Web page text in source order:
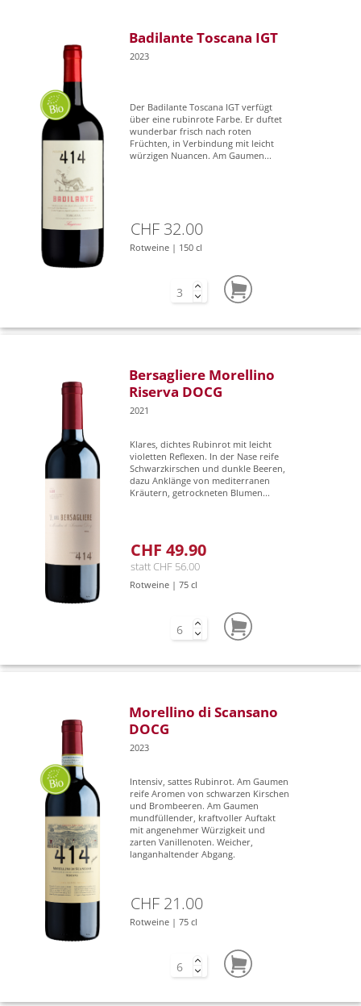
Badilante Toscana IGT
2023
Der Badilante Toscana IGT verfügt
über eine rubinrote Farbe. Er duftet
wunderbar frisch nach roten
Früchten, in Verbindung mit leicht
würzigen Nuancen. Am Gaumen...
CHF 32.00
Rotweine | 150 cl
Bersagliere Morellino
Riserva DOCG
2021
Klares, dichtes Rubinrot mit leicht
violetten Reflexen. In der Nase reife
Schwarzkirschen und dunkle Beeren,
dazu Anklänge von mediterranen
Kräutern, getrockneten Blumen...
CHF 49.90
statt CHF 56.00
Rotweine | 75 cl
Morellino di Scansano
DOCG
2023
Intensiv, sattes Rubinrot. Am Gaumen
reife Aromen von schwarzen Kirschen
und Brombeeren. Am Gaumen
mundfüllender, kraftvoller Auftakt
mit angenehmer Würzigkeit und
zarten Vanillenoten. Weicher,
langanhaltender Abgang.
CHF 21.00
Rotweine | 75 cl